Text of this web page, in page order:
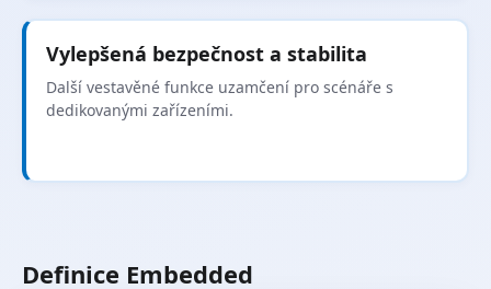
Vylepšená bezpečnost a stabilita
Další vestavěné funkce uzamčení pro scénáře s
dedikovanými zařízeními.
Definice Embedded